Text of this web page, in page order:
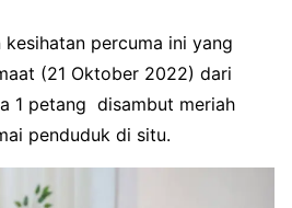
percuma ini yang
(21 Oktober 2022) dari
1 petang disambut meriah
penduduk di situ.